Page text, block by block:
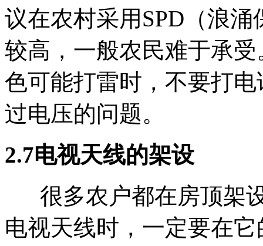
议在农村采用SPD（浪
较高，一般农民难于承
色可能打雷时，不要打
过电压的问题。
2.7电视天线的架设
很多农户都在房顶架
电视天线时，一定要在